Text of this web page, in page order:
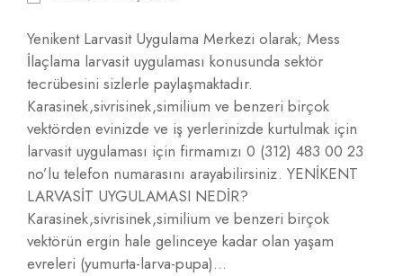
Yenikent Larvasit Uygulama Merkezi olarak; Mess
İlaçlama larvasit uygulaması konusunda sektör
tecrübesini sizlerle paylaşmaktadır.
Karasinek,sivrisinek,similium ve benzeri birçok
vektörden evinizde ve iş yerlerinizde kurtulmak için
larvasit uygulaması için firmamızı 0 (312) 483 00 23
no’lu telefon numarasını arayabilirsiniz. YENİKENT
LARVASİT UYGULAMASI NEDİR?
Karasinek,sivrisinek,similium ve benzeri birçok
vektörün ergin hale gelinceye kadar olan yaşam
evreleri (yumurta-larva-pupa)...